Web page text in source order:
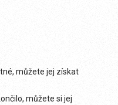
můžete jej získat
můžete si jej